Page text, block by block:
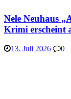
Nele Neuhaus
Krimi erscheint
13. Juli 2026 0